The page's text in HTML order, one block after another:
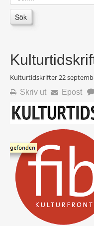
Sök
Kulturtidskrifter22
Skriv ut Epost